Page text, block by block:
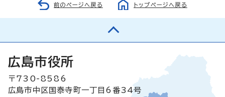
前のページへ戻る トップページへ戻る
広島市役所
〒730-8586
広島市中区国泰寺町一丁目6番34号